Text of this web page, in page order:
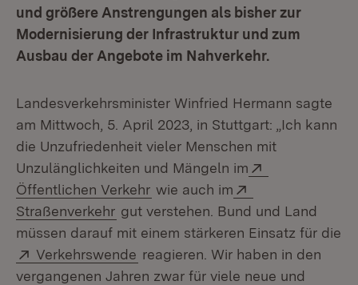
und größere Anstrengungen als bisher zur
Modernisierung der Infrastruktur und zum
Ausbau der Angebote im Nahverkehr.
Landesverkehrsminister Winfried Hermann sagte
am Mittwoch, 5. April 2023, in Stuttgart: „Ich kann
die Unzufriedenheit vieler Menschen mit
Unzulänglichkeiten und Mängeln im
Öffentlichen Verkehr (Öffnet in neuem Fenster)
wie auch im
Straßenverkehr (Öffnet in neuem Fenster)
gut verstehen. Bund und Land
müssen darauf mit einem stärkeren Einsatz für die
Extern:
Verkehrswende (Öffnet in neuem Fenster)
reagieren. Wir haben in den
vergangenen Jahren zwar für viele neue und